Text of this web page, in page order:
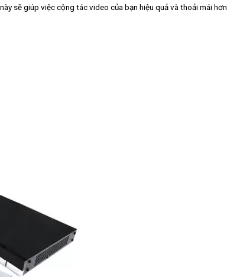
sẽ giúp việc cộng tác video của bạn hiệu quả và thoải mái hơn.